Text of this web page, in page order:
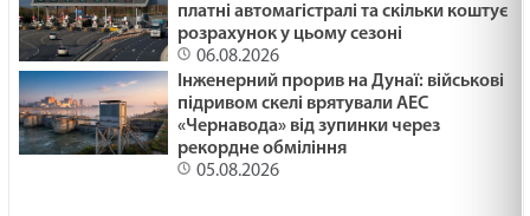
платні автомагістралі та скільки коштує
розрахунок у цьому сезоні
06.08.2026
Інженерний прорив на Дунаї: військові
підривом скелі врятували АЕС
«Чернавода» від зупинки через
рекордне обміління
05.08.2026